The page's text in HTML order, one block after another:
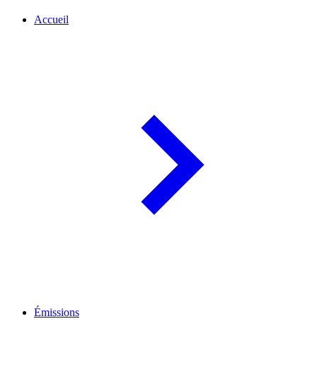
Accueil
Émissions